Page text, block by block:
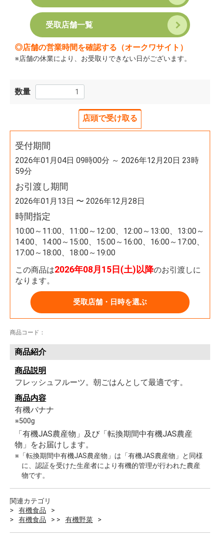
受取店舗一覧
◎店舗の営業時間を確認する（オークワサイト）
※店舗の休業により、お受取りできない日がございます。
数量
店頭で受け取る
受取店舗・日時を選ぶ
受付期間
2026年01月04日 09時00分 ～ 2026年12月20日 23時
59分
お引渡し期間
2026年01月13日 〜 2026年12月28日
時間指定
10:00～11:00、11:00～12:00、12:00～13:00、13:00～
14:00、14:00～15:00、15:00～16:00、16:00～17:00、
17:00～18:00、18:00～19:00
この商品は2026年08月15日(土)以降のお引渡しに
なります。
商品コード：
商品紹介
商品説明
フレッシュフルーツ。朝ごはんとして最適です。
商品内容
有機バナナ
※500g
「有機JAS農産物」及び「転換期間中有機JAS農産
物」をお届けします。
※「転換期間中有機JAS農産物」は「有機JAS農産物」と同様
に、認証を受けた生産者により有機的管理が行われた農産
物です。
関連カテゴリ
有機食品
有機食品
有機野菜